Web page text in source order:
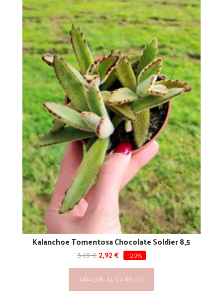
Kalanchoe Tomentosa Chocolate Soldier 8,5
3,65€ 2,92 € -20%
AÑADIR AL CARRITO